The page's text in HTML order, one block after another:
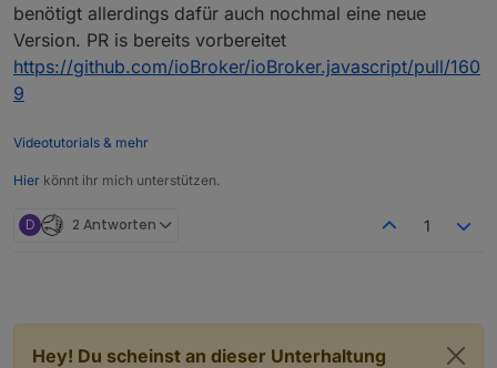
benötigt allerdings dafür auch nochmal eine neue
Version. PR is bereits vorbereitet
https://github.com/ioBroker/ioBroker.javascript/pull/160
9
Videotutorials & mehr
Hier könnt ihr mich unterstützen.
D 2 Antworten 1
Hey! Du scheinst an dieser Unterhaltung